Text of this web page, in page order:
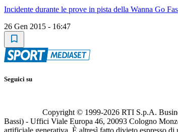
Incidente durante le prove in pista della Wanna Go
26 Gen 2015 - 16:47
Seguici su
Copyright © 1999-2026 RTI S.p.A.
Bassi) - Uffici Viale Europa 46, 20093 Cologno